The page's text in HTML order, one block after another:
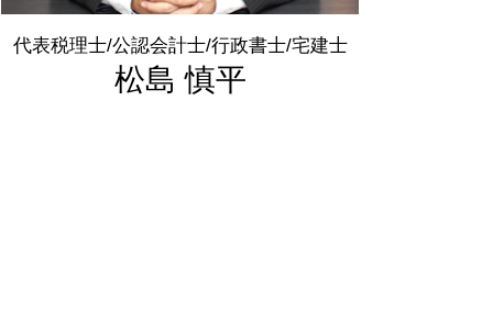
代表税理士/公認会計士/行政書士/宅建士
松島 慎平